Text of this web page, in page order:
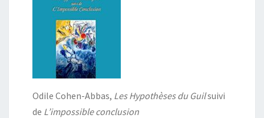
Odile Cohen-Abbas, Les Hypothèses du Guilsuivi
de L’impossible conclusion